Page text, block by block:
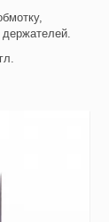
держателей.